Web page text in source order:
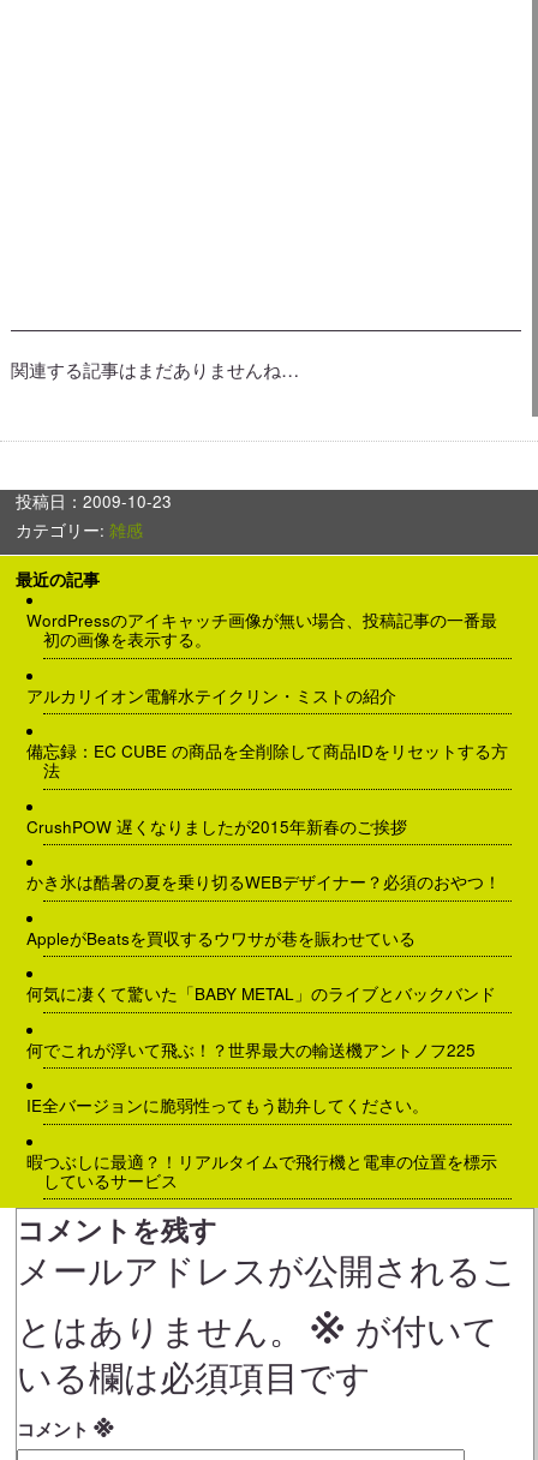
関連する記事はまだありませんね…
投稿日：2009-10-23
カテゴリー:雑感
最近の記事
WordPressのアイキャッチ画像が無い場合、投稿記事の一番最
初の画像を表示する。
アルカリイオン電解水テイクリン・ミストの紹介
備忘録：EC CUBE の商品を全削除して商品IDをリセットする方
法
CrushPOW 遅くなりましたが2015年新春のご挨拶
かき氷は酷暑の夏を乗り切るWEBデザイナー？必須のおやつ！
AppleがBeatsを買収するウワサが巷を賑わせている
何気に凄くて驚いた「BABY METAL」のライブとバックバンド
何でこれが浮いて飛ぶ！？世界最大の輸送機アントノフ225
IE全バージョンに脆弱性ってもう勘弁してください。
暇つぶしに最適？！リアルタイムで飛行機と電車の位置を標示
しているサービス
コメントを残す
メールアドレスが公開されるこ
とはありません。 ※ が付いて
いる欄は必須項目です
コメント ※